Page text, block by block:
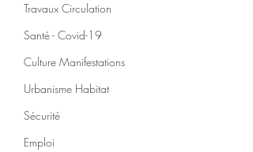
Travaux Circulation
Santé - Covid-19
Culture Manifestations
Urbanisme Habitat
Sécurité
Emploi